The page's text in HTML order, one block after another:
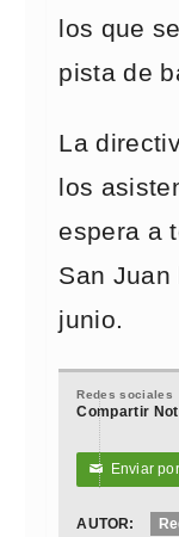
los que
pista de
La
los
espera a
San
junio.
Redes sociales
Compartir
✉ Enviar
AUTOR: